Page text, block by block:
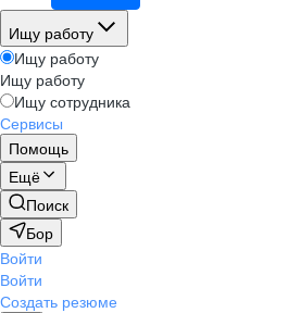
Ищу работу
Ищу работу
Ищу работу
Ищу сотрудника
Сервисы
Помощь
Ещё
Поиск
Бор
Войти
Войти
Создать резюме